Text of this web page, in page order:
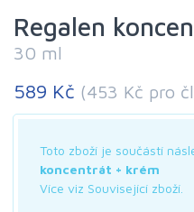
Regalen
30 ml
589 Kč (453 Kč pro
Toto zboží je součástí
koncentrát + krém
Více viz Související zboží.